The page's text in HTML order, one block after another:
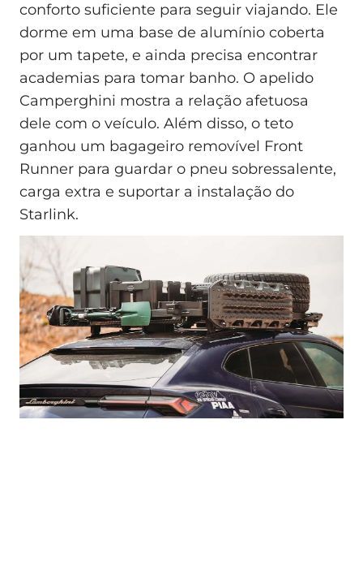
conforto suficiente para seguir viajando. Ele
dorme em uma base de alumínio coberta
por um tapete, e ainda precisa encontrar
academias para tomar banho. O apelido
Camperghini mostra a relação afetuosa
dele com o veículo. Além disso, o teto
ganhou um bagageiro removível Front
Runner para guardar o pneu sobressalente,
carga extra e suportar a instalação do
Starlink.